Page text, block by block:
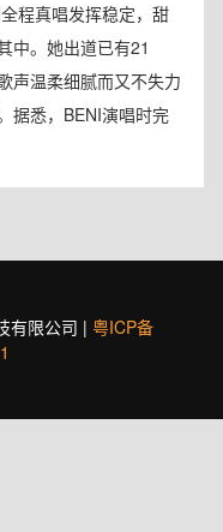
程真唱发挥稳定，甜
中。她出道已有21
声温柔细腻而又不失力
据悉，BENI演唱时完
有限公司 | 粤ICP备